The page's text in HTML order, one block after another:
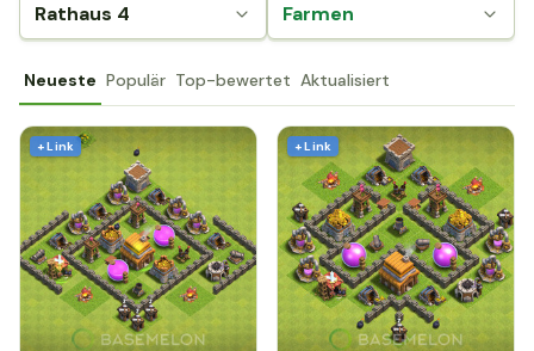
Rathaus 4 Farmen
Neueste Populär Top-bewertet Aktualisiert
+ Link + Link